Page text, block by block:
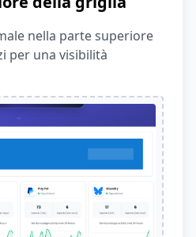
nella parte superiore
per una visibilità